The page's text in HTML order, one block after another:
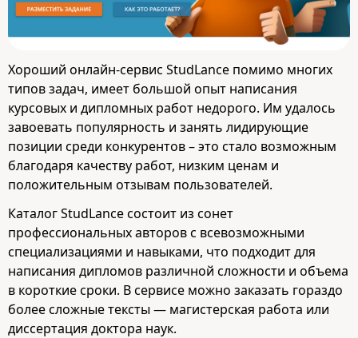
Хороший онлайн-сервис StudLance помимо многих
типов задач, имеет большой опыт написания
курсовых и дипломных работ недорого. Им удалось
завоевать популярность и занять лидирующие
позиции среди конкурентов – это стало возможным
благодаря качеству работ, низким ценам и
положительным отзывам пользователей.
Каталог StudLance состоит из сонет
профессиональных авторов с всевозможными
специализациями и навыками, что подходит для
написания дипломов различной сложности и объема
в короткие сроки. В сервисе можно заказать гораздо
более сложные тексты — магистерская работа или
диссертация доктора наук.